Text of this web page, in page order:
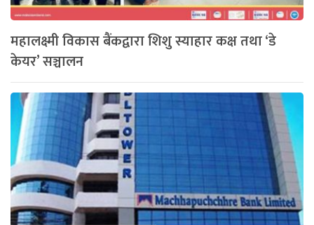
महालक्ष्मी विकास बैंकद्वारा शिशु स्याहार कक्ष तथा ‘डे
केयर’ सञ्चालन